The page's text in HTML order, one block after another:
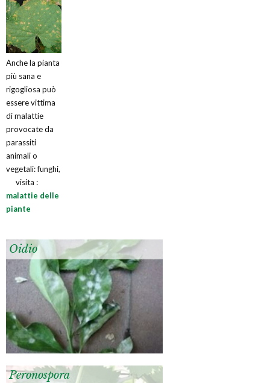
Anche la pianta
più sana e
rigogliosa può
essere vittima
di malattie
provocate da
parassiti
animali o
vegetali: funghi,
visita :
malattie delle
piante
Oidio
Peronospora